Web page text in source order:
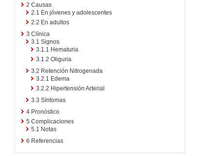
2 Causas
2.1 En jóvenes y adolescentes
2.2 En adultos
3 Clínica
3.1 Signos
3.1.1 Hematuria
3.1.2 Oliguria
3.2 Retención Nitrogenada
3.2.1 Edema
3.2.2 Hipertensión Arterial
3.3 Síntomas
4 Pronóstico
5 Complicaciones
5.1 Notas
6 Referencias